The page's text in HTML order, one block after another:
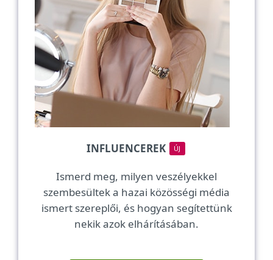
INFLUENCEREK ÚJ
Ismerd meg, milyen veszélyekkel
szembesültek a hazai közösségi média
ismert szereplői, és hogyan segítettünk
nekik azok elhárításában.